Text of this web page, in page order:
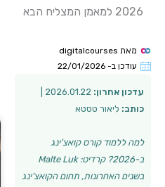
2026 למאמן המצליח הבא
מאת
עודכן ב- 22/01/2026
עדכון אחרון:
כותב: ליאור טסטא
למה ללמוד קורס קואצ'ינג
ב-2026? קרדיט: Malte Luk
בשנים האחרונות, תחום הקואצ'ינג